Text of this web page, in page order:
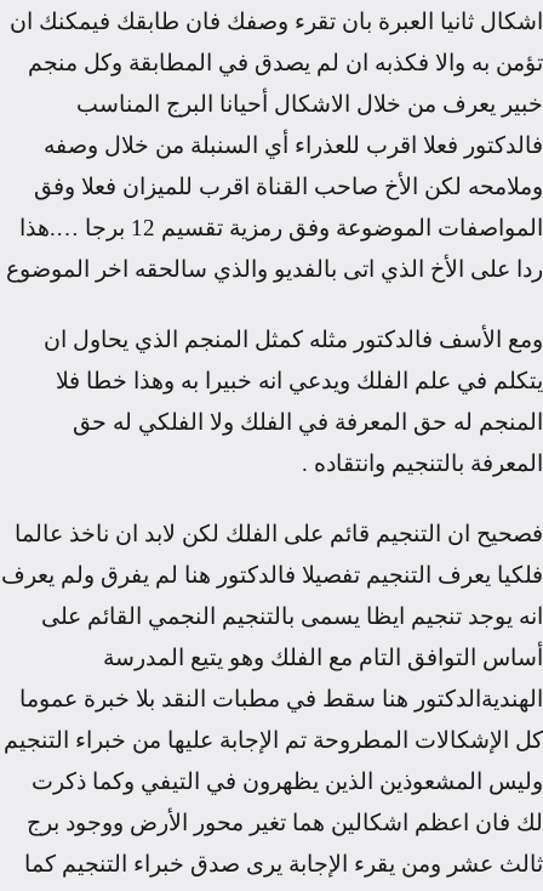
اشكال ثانيا العبرة بان تقرء وصفك فان طابقك فيمكنك ان
تؤمن به والا فكذبه ان لم يصدق في المطابقة وكل منجم
خبير يعرف من خلال الاشكال أحيانا البرج المناسب
فالدكتور فعلا اقرب للعذراء أي السنبلة من خلال وصفه
وملامحه لكن الأخ صاحب القناة اقرب للميزان فعلا وفق
المواصفات الموضوعة وفق رمزية تقسيم 12 برجا ….هذا
ردا على الأخ الذي اتى بالفديو والذي سالحقه اخر الموضوع
ومع الأسف فالدكتور مثله كمثل المنجم الذي يحاول ان
يتكلم في علم الفلك ويدعي انه خبيرا به وهذا خطا فلا
المنجم له حق المعرفة في الفلك ولا الفلكي له حق
المعرفة بالتنجيم وانتقاده .
فصحيح ان التنجيم قائم على الفلك لكن لابد ان ناخذ عالما
فلكيا يعرف التنجيم تفصيلا فالدكتور هنا لم يفرق ولم يعرف
انه يوجد تنجيم ايظا يسمى بالتنجيم النجمي القائم على
أساس التوافق التام مع الفلك وهو يتيع المدرسة
الهنديةالدكتور هنا سقط في مطبات النقد بلا خبرة عموما
كل الإشكالات المطروحة تم الإجابة عليها من خبراء التنجيم
وليس المشعوذين الذين يظهرون في التيفي وكما ذكرت
لك فان اعظم اشكالين هما تغير محور الأرض ووجود برج
ثالث عشر ومن يقرء الإجابة يرى صدق خبراء التنجيم كما